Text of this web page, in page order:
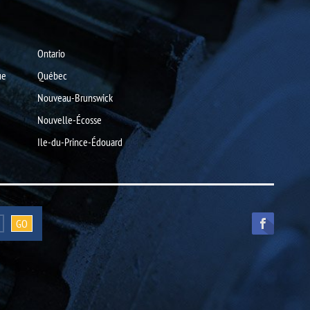
Ontario
Québec
Nouveau-Brunswick
Nouvelle-Écosse
Ile-du-Prince-Édouard